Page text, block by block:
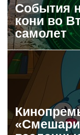
События
кони во
самолет